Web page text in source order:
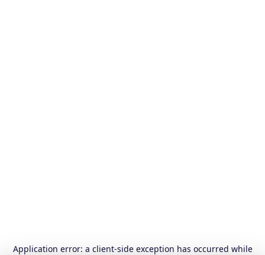
Application error: a client-side exception has occurred while